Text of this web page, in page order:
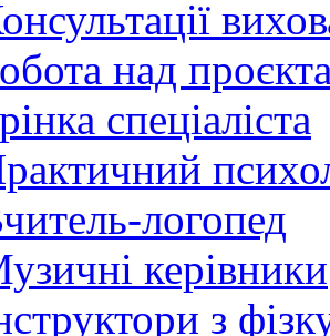
над
спеціаліста
логопед
керівники
з